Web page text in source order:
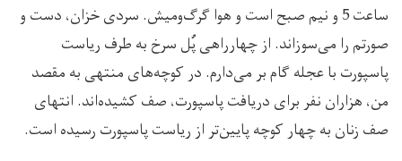
ساعت 5 و نیم صبح است و هوا گرگ‌ومیش. سردی خزان، دست و
صورتم را می‌سوزاند. از چهارراهی پُل سرخ به طرف ریاست
پاسپورت با عجله گام بر می‌دارم. در کوچه‌های منتهی به مقصد
من، هزاران نفر برای دریافت پاسپورت، صف کشیده‌اند. انتهای
صف زنان به چهار کوچه پایین‌تر از ریاست پاسپورت رسیده است.